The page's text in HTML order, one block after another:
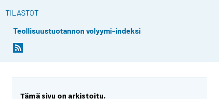
TILASTOT
Teollisuustuotannon volyymi-indeksi
Tämä sivu on arkistoitu.